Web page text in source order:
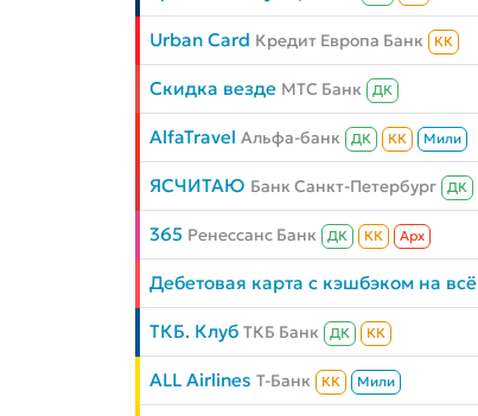
Urban Card Кредит Европа Банк КК
Скидка везде МТС Банк ДК
AlfaTravel Альфа-банк ДК КК Мили
ЯСЧИТАЮ Банк Санкт-Петербург ДК
365 Ренессанс Банк ДК КК Aрх
Дебетовая карта с кэшбэком на всё
ТКБ. Клуб ТКБ Банк ДК КК
ALL Airlines Т-Банк КК Мили